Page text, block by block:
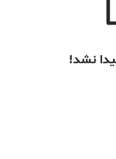
نشد!